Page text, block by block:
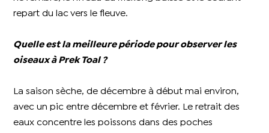
repart du lac vers le fleuve.
Quelle est la meilleure période pour observer les
oiseaux à Prek Toal ?
La saison sèche, de décembre à début mai environ,
avec un pic entre décembre et février. Le retrait des
eaux concentre les poissons dans des poches